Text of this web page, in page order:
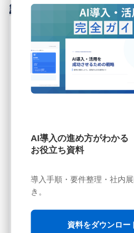
開発担当者向け
【業務自動化の“具体例”から
業界・職種別のn8n／
部門別のワークフロー事例
導入判断の観点
AI導入の進め方がわかる
お役立ち資料
導入手順・要件整理・社内
き。
資料をダウンロー